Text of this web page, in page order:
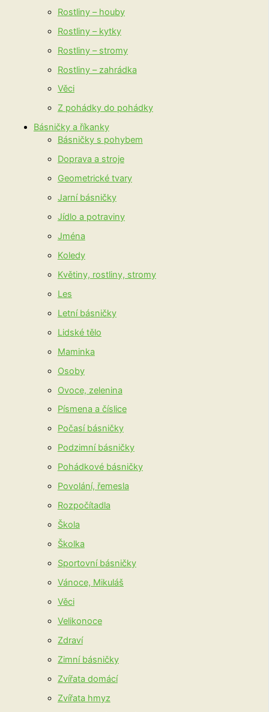
Rostliny – houby
Rostliny – kytky
Rostliny – stromy
Rostliny – zahrádka
Věci
Z pohádky do pohádky
Básničky a říkanky
Básničky s pohybem
Doprava a stroje
Geometrické tvary
Jarní básničky
Jídlo a potraviny
Jména
Koledy
Květiny, rostliny, stromy
Les
Letní básničky
Lidské tělo
Maminka
Osoby
Ovoce, zelenina
Písmena a číslice
Počasí básničky
Podzimní básničky
Pohádkové básničky
Povolání, řemesla
Rozpočítadla
Škola
Školka
Sportovní básničky
Vánoce, Mikuláš
Věci
Velikonoce
Zdraví
Zimní básničky
Zvířata domácí
Zvířata hmyz